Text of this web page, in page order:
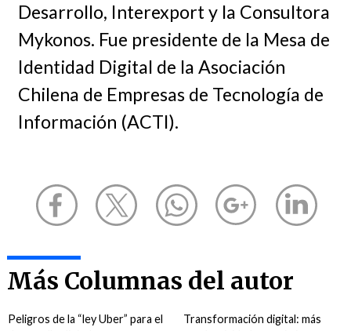
Desarrollo, Interexport y la Consultora
Mykonos. Fue presidente de la Mesa de
Identidad Digital de la Asociación
Chilena de Empresas de Tecnología de
Información (ACTI).
Más Columnas del autor
Peligros de la “ley Uber” para el
Transformación digital: más